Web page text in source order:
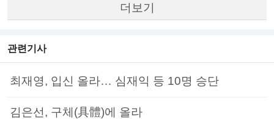
더보기
관련기사
최재영, 입신 올라… 심재익 등 10명 승단
김은선, 구체(具體)에 올라